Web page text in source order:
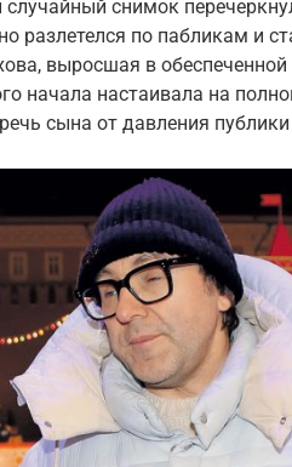
снимок
разлетелся по пабликам и
выросшая в обеспеченной
начала настаивала на
сына от давления